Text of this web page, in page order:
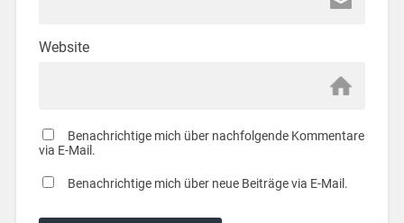
Website
Benachrichtige mich über nachfolgende Kommentare
via E-Mail.
Benachrichtige mich über neue Beiträge via E-Mail.